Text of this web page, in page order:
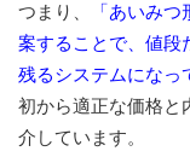
つまり、
「あいみ
案することで、値段
残るシステムになっ
初から適正な価格と
介しています。